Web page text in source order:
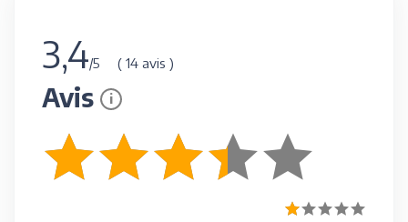
3,4/5 ( 14 avis )
Avis i